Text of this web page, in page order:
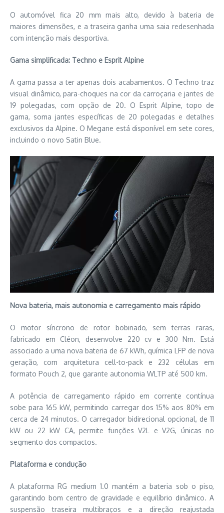
O automóvel fica 20 mm mais alto, devido à bateria de
maiores dimensões, e a traseira ganha uma saia redesenhada
com intenção mais desportiva.
Gama simplificada: Techno e Esprit Alpine
A gama passa a ter apenas dois acabamentos. O Techno traz
visual dinâmico, para-choques na cor da carroçaria e jantes de
19 polegadas, com opção de 20. O Esprit Alpine, topo de
gama, soma jantes específicas de 20 polegadas e detalhes
exclusivos da Alpine. O Megane está disponível em sete cores,
incluindo o novo Satin Blue.
Nova bateria, mais autonomia e carregamento mais rápido
O motor síncrono de rotor bobinado, sem terras raras,
fabricado em Cléon, desenvolve 220 cv e 300 Nm. Está
associado a uma nova bateria de 67 kWh, química LFP de nova
geração, com arquitetura cell-to-pack e 232 células em
formato Pouch 2, que garante autonomia WLTP até 500 km.
A potência de carregamento rápido em corrente contínua
sobe para 165 kW, permitindo carregar dos 15% aos 80% em
cerca de 24 minutos. O carregador bidirecional opcional, de 11
kW ou 22 kW CA, permite funções V2L e V2G, únicas no
segmento dos compactos.
Plataforma e condução
A plataforma RG medium 1.0 mantém a bateria sob o piso,
garantindo bom centro de gravidade e equilíbrio dinâmico. A
suspensão traseira multibraços e a direção reajustada